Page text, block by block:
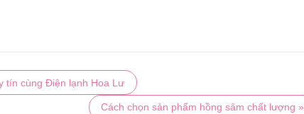
tín cùng Điện lạnh Hoa Lư
Cách chọn sản phẩm hồng sâm chất lượng »